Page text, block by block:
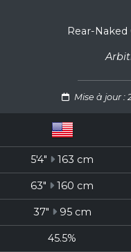
Rear-Naked
Mise à jour :
5'4" 163 cm
63" 160 cm
37" 95 cm
45.5%